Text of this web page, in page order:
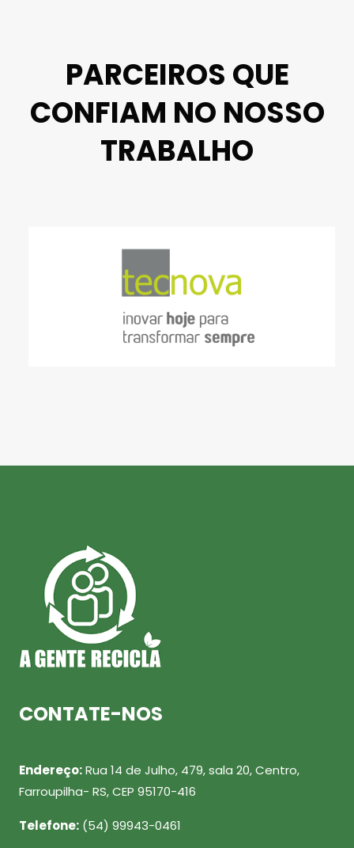
PARCEIROS QUE
CONFIAM NO NOSSO
TRABALHO
CONTATE-NOS
Endereço:Rua 14 de Julho, 479, sala 20, Centro,
Farroupilha- RS, CEP 95170-416
Telefone: (54) 99943-0461